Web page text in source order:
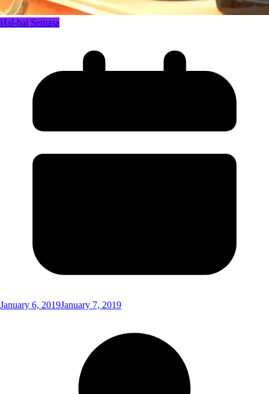
Hal-hal Semasa
January 6, 2019January 7, 2019